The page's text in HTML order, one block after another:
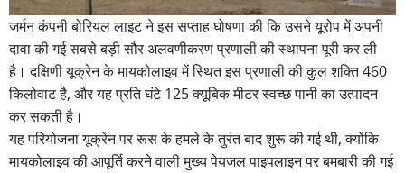
जर्मन कंपनी बोरियल लाइट ने इस सप्ताह घोषणा की कि उसने यूरोप में अपनी
दावा की गई सबसे बड़ी सौर अलवणीकरण प्रणाली की स्थापना पूरी कर ली
है। दक्षिणी यूक्रेन के मायकोलाइव में स्थित इस प्रणाली की कुल शक्ति 460
किलोवाट है, और यह प्रति घंटे 125 क्यूबिक मीटर स्वच्छ पानी का उत्पादन
कर सकती है।
यह परियोजना यूक्रेन पर रूस के हमले के तुरंत बाद शुरू की गई थी, क्योंकि
मायकोलाइव की आपूर्ति करने वाली मुख्य पेयजल पाइपलाइन पर बमबारी की गई